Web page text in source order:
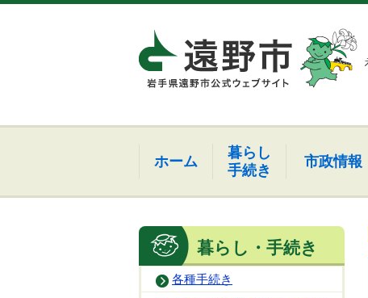
ホーム
暮らし
手続き
市政情報
暮らし・手続き
各種手続き